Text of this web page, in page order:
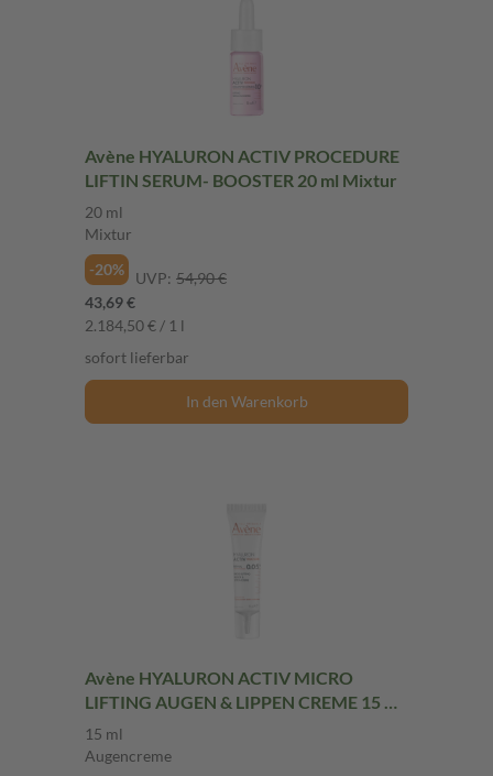
Avène HYALURON ACTIV PROCEDURE
LIFTIN SERUM- BOOSTER 20 ml Mixtur
20 ml
Mixtur
-20%
UVP: 54,90 €
43,69 €
2.184,50 € / 1 l
sofort lieferbar
In den Warenkorb
Avène HYALURON ACTIV MICRO
LIFTING AUGEN & LIPPEN CREME 15 ml
Augencreme
15 ml
Augencreme